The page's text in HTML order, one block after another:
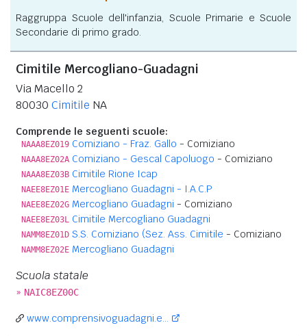
Raggruppa Scuole dell'infanzia, Scuole Primarie e Scuole
Secondarie di primo grado.
Cimitile Mercogliano-Guadagni
Via Macello 2
80030 Cimitile NA
Comprende le seguenti scuole:
NAAA8EZ019 Comiziano - Fraz. Gallo - Comiziano
NAAA8EZ02A Comiziano - Gescal Capoluogo - Comiziano
NAAA8EZ03B Cimitile Rione Icap
NAEE8EZ01E Mercogliano Guadagni - I.A.C.P
NAEE8EZ02G Mercogliano Guadagni - Comiziano
NAEE8EZ03L Cimitile Mercogliano Guadagni
NAMM8EZ01D S.S. Comiziano (Sez. Ass. Cimitile - Comiziano
NAMM8EZ02E Mercogliano Guadagni
Scuola statale
» NAIC8EZ00C
www.comprensivoguadagni.e...